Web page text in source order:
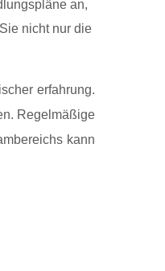
an,
nicht nur die
erfahrung.
Regelmäßige
kann